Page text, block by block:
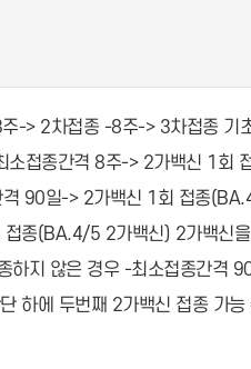
-> 2차접종 -8주-> 3차접종 기
접종간격 8주-> 2가백신 1회
90일-> 2가백신 1회 접종
종(BA.4/5 2가백신) 2가백신
지 않은 경우 -최소접종간격
하에 두번째 2가백신 접종 가